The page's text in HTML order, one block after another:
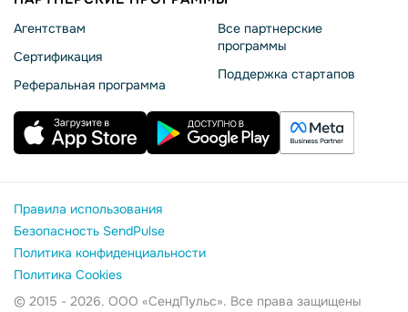
Агентствам
Сертификация
Реферальная программа
Все партнерские
программы
Поддержка стартапов
Правила использования
Безопасность SendPulse
Политика конфиденциальности
Политика Cookies
© 2015 - 2026. ООО «СендПульс». Все права защищены